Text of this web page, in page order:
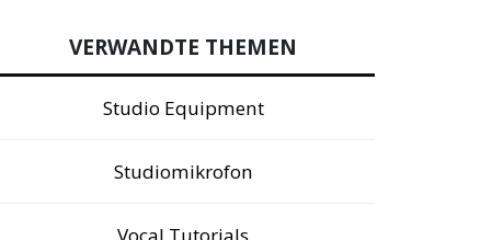
VERWANDTE THEMEN
Studio Equipment
Studiomikrofon
Vocal Tutorials